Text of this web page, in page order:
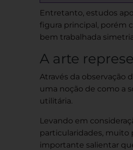
Entretanto, estudos
figura principal, porém
bem trabalhada
A arte
Através da observação
uma noção de como a
utilitária.
Levando em
particularidades, muito
importante salientar